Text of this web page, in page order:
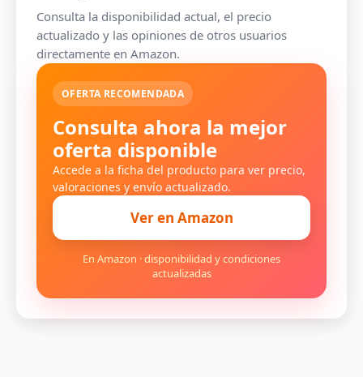
Consulta la disponibilidad actual, el precio
actualizado y las opiniones de otros usuarios
directamente en Amazon.
OFERTA RECOMENDADA
Consulta ahora la mejor
oferta disponible
Accede a la ficha del producto para ver precio,
valoraciones y envío actualizado.
Ver en Amazon
En Amazon · disponibilidad y condiciones
actualizadas